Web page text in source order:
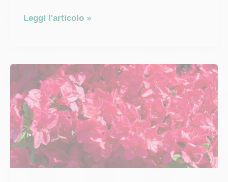
Peonia
arbustiva:
consigli
sulla
coltivazione
Leggi l'articolo »